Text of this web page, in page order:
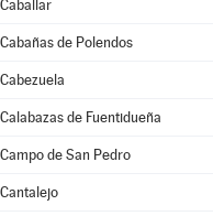
Caballar
Cabañas de Polendos
Cabezuela
Calabazas de Fuentidueña
Campo de San Pedro
Cantalejo